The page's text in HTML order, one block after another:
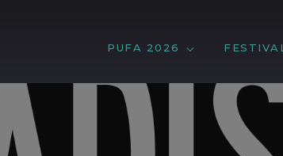
PUFA 2026 FESTIVAL